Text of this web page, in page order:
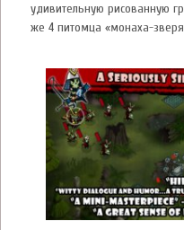
удивительную рисованную
же 4 питомца «монаха-